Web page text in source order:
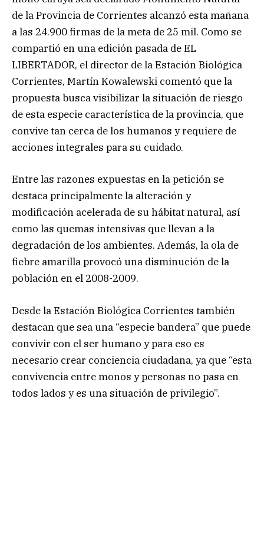
de la Provincia de Corrientes alcanzó esta mañana
a las 24.900 firmas de la meta de 25 mil. Como se
compartió en una edición pasada de EL
LIBERTADOR, el director de la Estación Biológica
Corrientes, Martín Kowalewski comentó que la
propuesta busca visibilizar la situación de riesgo
de esta especie característica de la provincia, que
convive tan cerca de los humanos y requiere de
acciones integrales para su cuidado.
Entre las razones expuestas en la petición se
destaca principalmente la alteración y
modificación acelerada de su hábitat natural, así
como las quemas intensivas que llevan a la
degradación de los ambientes. Además, la ola de
fiebre amarilla provocó una disminución de la
población en el 2008-2009.
Desde la Estación Biológica Corrientes también
destacan que sea una “especie bandera” que puede
convivir con el ser humano y para eso es
necesario crear conciencia ciudadana, ya que “esta
convivencia entre monos y personas no pasa en
todos lados y es una situación de privilegio”.